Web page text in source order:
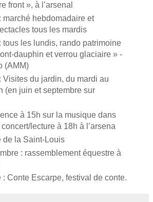
front », à l’arsenal
marché hebdomadaire et
tous les mardis
tous les lundis, rando patrimoine
dauphin et verrou glaciaire » -
(AMM)
Visites du jardin, du mardi au
(en juin et septembre sur
à 15h sur la musique dans
lecture à 18h à l’arsena
de la Saint-Louis
: rassemblement équestre à
: Conte Escarpe, festival de conte.